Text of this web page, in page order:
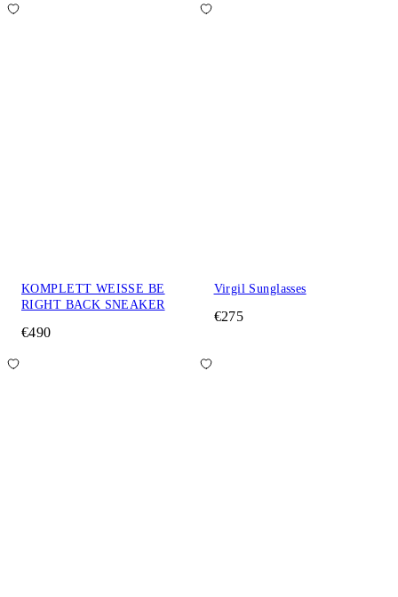
KOMPLETT WEISSE BE
RIGHT BACK SNEAKER
€490
Virgil Sunglasses
€275